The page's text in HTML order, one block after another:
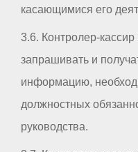
касающимися его
3.6. Контролер-
запрашивать и
информацию,
должностных
руководства.